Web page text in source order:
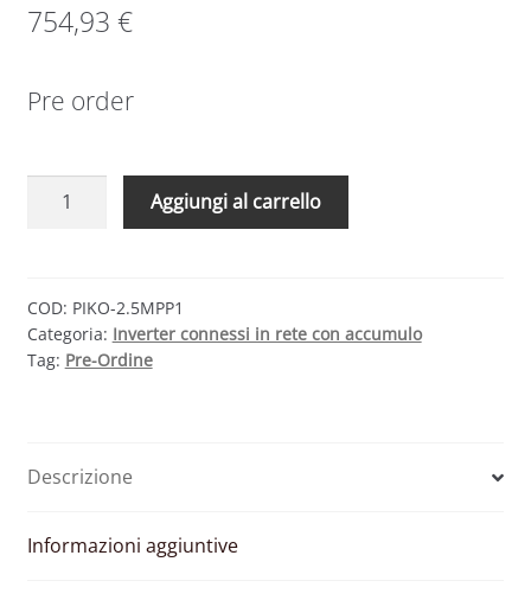
754,93 €
Pre order
KOSTAL
2.5
–
INVERTER
2500W
quantità
Aggiungi al carrello
COD: PIKO-2.5MPP1
Categoria: Inverter connessi in rete con accumulo
Tag: Pre-Ordine
Descrizione
Informazioni aggiuntive